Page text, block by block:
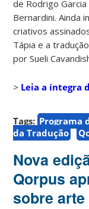
de Rodrigo
Bernardini. Ainda
criativos
Tápia e a
por Sueli
> Leia a íntegra
Tags: Programa
da Tradução
Nova
Qorpus
sobre